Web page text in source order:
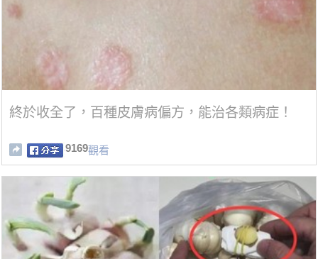
終於收全了，百種皮膚病偏方，能治各類病症！
9169觀看